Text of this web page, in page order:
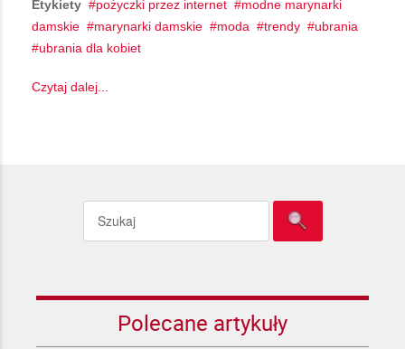
Etykiety pożyczki przez internet
modne marynarki
damskie
marynarki damskie moda trendy
ubrania
ubrania dla kobiet
Czytaj dalej...
Polecane artykuły